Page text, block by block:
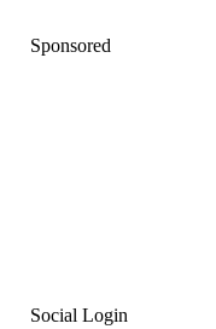
Sponsored
Social Login